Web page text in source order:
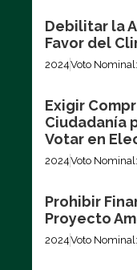
Debilitar la
Favor del
2024Voto
Exigir
Ciudadanía
Votar en
2024Voto
Prohibir
Proyecto
2024Voto